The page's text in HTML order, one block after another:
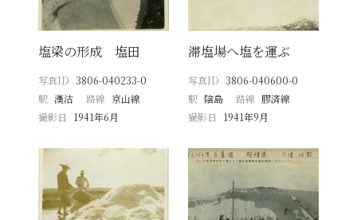
塩梁の形成 塩田
写真ID 3806-040233-0
駅 漢沽 路線 京山線
撮影日
1941年6月
滞塩場へ塩を運ぶ
写真ID 3806-040600-0
駅 陰島 路線 膠済線
撮影日
1941年9月